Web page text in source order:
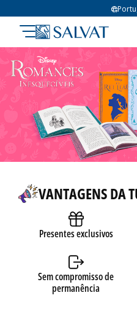
Editorial
VANTAGENS DA
Presentes exclusivos
Sem compromisso de
permanência